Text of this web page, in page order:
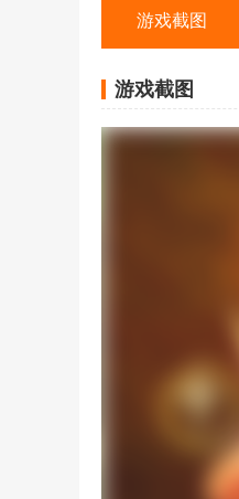
游戏截图
游戏截图